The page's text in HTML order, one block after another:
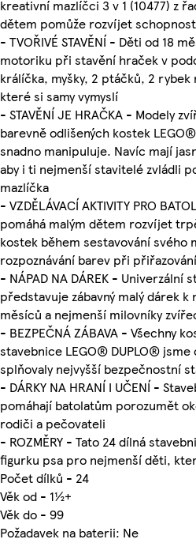
kreativní mazlíčci 3 v 1 (10477) z
dětem pomůže rozvíjet
- TVOŘIVÉ STAVĚNÍ - Děti od 18
motoriku při stavění hraček v
králíčka, myšky, 2 ptáčků, 2
které si samy vymyslí
- STAVĚNÍ JE HRAČKA - Modely
barevně odlišených kostek
snadno manipuluje. Navíc mají
aby i ti nejmenší stavitelé zvládli
mazlíčka
- VZDĚLÁVACÍ AKTIVITY PRO
pomáhá malým dětem rozvíjet
kostek během sestavování svého
rozpoznávání barev při
- NÁPAD NA DÁREK - Univerzální
představuje zábavný malý dárek
měsíců a nejmenší milovníky
- BEZPEČNÁ ZÁBAVA - Všechny
stavebnice LEGO® DUPLO®
splňovaly nejvyšší bezpečnostní
- DÁRKY NA HRANÍ I UČENÍ -
pomáhají batolatům porozumět
rodiči a pečovateli
- ROZMĚRY - Tato 24 dílná
figurku psa pro nejmenší děti,
Počet dílků - 24
Věk od - 1½+
Věk do - 99
Požadavek na baterii: Ne